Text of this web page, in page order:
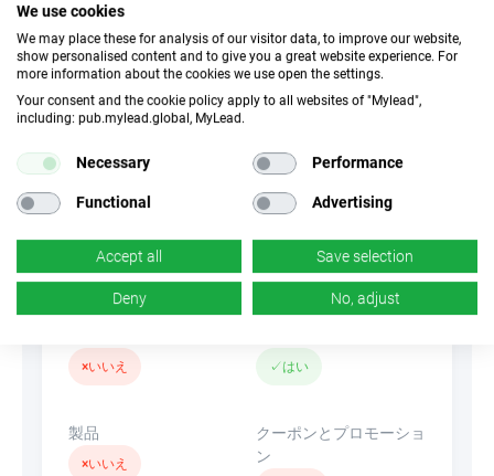
属性
デバイス
トラフィックの種類
EPC
n/d
CR
ディープリンク
×いいえ
×いいえ ✓はい
製品
×いいえ
クーポンとプロモーショ
ン
We use cookies
We may place these for analysis of our visitor data, to improve our website,
show personalised content and to give you a great website experience. For
more information about the cookies we use open the settings.
Your consent and the cookie policy apply to all websites of "Mylead",
including: pub.mylead.global, MyLead.
Necessary Performance
Functional Advertising
Accept all Save selection
Deny No, adjust